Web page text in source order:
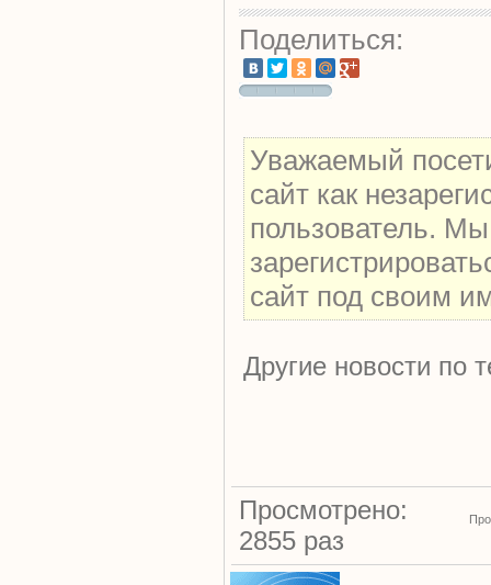
Поделиться:
Уважаемый
сайт как
пользователь.
сайт под своим
Другие новости по
Просмотрено:
2855 раз